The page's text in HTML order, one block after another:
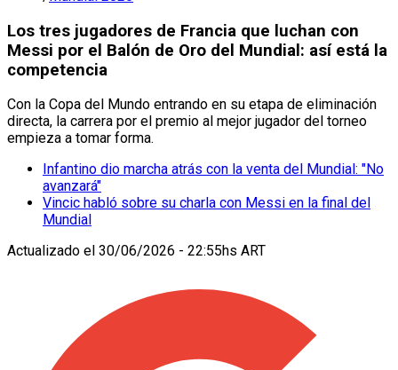
Los tres jugadores de Francia que luchan con
Messi por el Balón de Oro del Mundial: así está la
competencia
Con la Copa del Mundo entrando en su etapa de eliminación
directa, la carrera por el premio al mejor jugador del torneo
empieza a tomar forma.
Infantino dio marcha atrás con la venta del Mundial: "No
avanzará"
Vincic habló sobre su charla con Messi en la final del
Mundial
Actualizado el 30/06/2026 - 22:55hs ART